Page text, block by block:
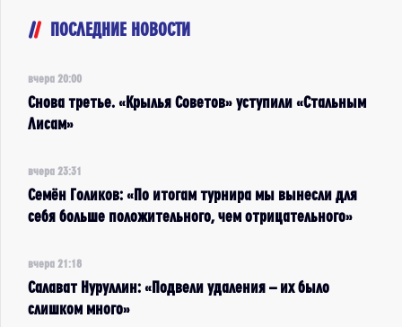
ПОСЛЕДНИЕ НОВОСТИ
вчера 20:00
Снова третье. «Крылья Советов» уступили «Стальным
Лисам»
вчера 23:31
Семён Голиков: «По итогам турнира мы вынесли для
себя больше положительного, чем отрицательного»
вчера 21:18
Салават Нуруллин: «Подвели удаления – их было
слишком много»